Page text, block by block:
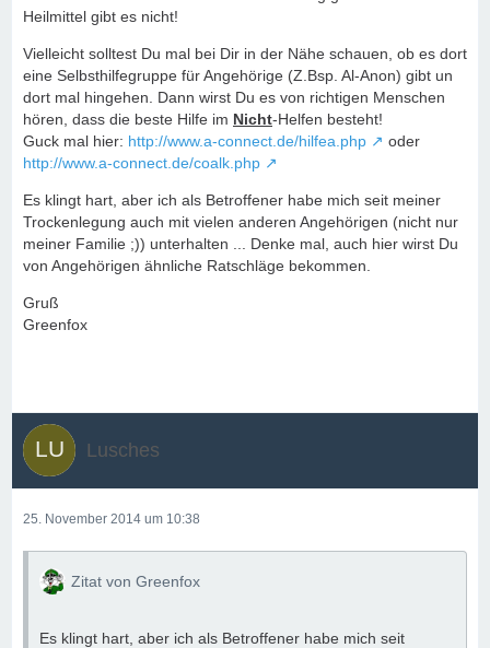
Heilmittel gibt es nicht!
Vielleicht solltest Du mal bei Dir in der Nähe schauen, ob es dort
eine Selbsthilfegruppe für Angehörige (Z.Bsp. Al-Anon) gibt un
dort mal hingehen. Dann wirst Du es von richtigen Menschen
hören, dass die beste Hilfe im Nicht-Helfen besteht!
Guck mal hier: http://www.a-connect.de/hilfea.php
oder
http://www.a-connect.de/coalk.php
Es klingt hart, aber ich als Betroffener habe mich seit meiner
Trockenlegung auch mit vielen anderen Angehörigen (nicht nur
meiner Familie ;)) unterhalten ... Denke mal, auch hier wirst Du
von Angehörigen ähnliche Ratschläge bekommen.
Gruß
Greenfox
Lusches
25. November 2014 um 10:38
Zitat von Greenfox
Es klingt hart, aber ich als Betroffener habe mich seit